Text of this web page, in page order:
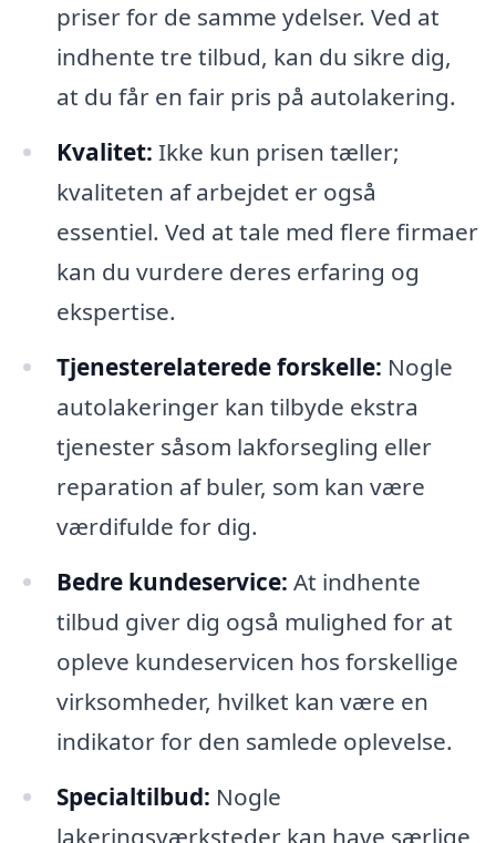
priser for de samme ydelser. Ved at
indhente tre tilbud, kan du sikre dig,
at du får en fair pris på autolakering.
Kvalitet: Ikke kun prisen tæller;
kvaliteten af arbejdet er også
essentiel. Ved at tale med flere firmaer
kan du vurdere deres erfaring og
ekspertise.
Tjenesterelaterede forskelle: Nogle
autolakeringer kan tilbyde ekstra
tjenester såsom lakforsegling eller
reparation af buler, som kan være
værdifulde for dig.
Bedre kundeservice: At indhente
tilbud giver dig også mulighed for at
opleve kundeservicen hos forskellige
virksomheder, hvilket kan være en
indikator for den samlede oplevelse.
Specialtilbud: Nogle
lakeringsværksteder kan have særlige